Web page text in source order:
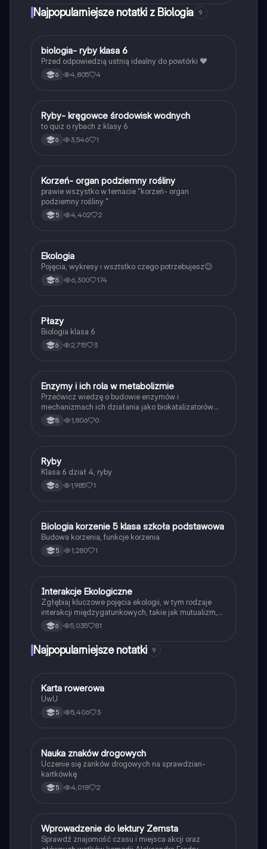
Najpopularniejsze notatki z Biologia 9
BBiologia
biologia- ryby klasa 6
Przed odpowiedzią ustnią idealny do powtórki ❤️
6 4,805 4
RBiologia
Ryby- kręgowce środowisk wodnych
to quiz o rybach z klasy 6
6 3,546 1
KBiologia
Korzeń- organ podziemny rośliny
prawie wszystko w temacie "korzeń- organ
podziemny rośliny "
5 4,402 2
Biologia
Ekologia
Pojęcia, wykresy i wsztstko czego potrzebujesz😉
8 6,300 174
PBiologia
Płazy
Biologia klasa 6
6 2,715 3
EBiologia
Enzymy i ich rola w metabolizmie
Przećwicz wiedzę o budowie enzymów i
mechanizmach ich działania jako biokatalizatorów
przyspieszających reakcje.
8 1,806 0
RBiologia
Ryby
Klasa 6 dział 4, ryby
6 1,985 1
BBiologia
Biologia korzenie 5 klasa szkoła podstawowa
Budowa korzenia, funkcje korzenia
5 1,280 1
Biologia
Interakcje Ekologiczne
Zgłębiaj kluczowe pojęcia ekologii, w tym rodzaje
interakcji międzygatunkowych, takie jak mutualizm,
komensalizm, drapieżnictwo i pasożytnictwo.
Dowiedz się o strukturze populacji, ekosystemach
studentów biologii i ekologii. Typ: podsumowanie.
6 5,035 81
Najpopularniejsze notatki 9
KTechnika
Karta rowerowa
UwU
5 5,406 3
NTechnika
Nauka znaków drogowych
Uczenie się zanków drogowych na sprawdzian-
kartkówkę
5 4,018 2
WJęzyk polski
Wprowadzenie do lektury Zemsta
Sprawdź znajomość czasu i miejsca akcji oraz